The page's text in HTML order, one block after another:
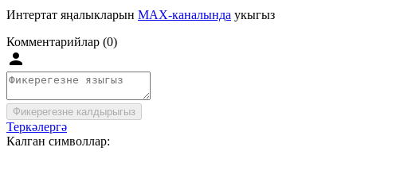
Интертат яңалыкларын MAX-каналында укыгыз
Комментарийлар (0)
Фикерегезне калдырыгыз
Теркәлергә
Калган символлар: